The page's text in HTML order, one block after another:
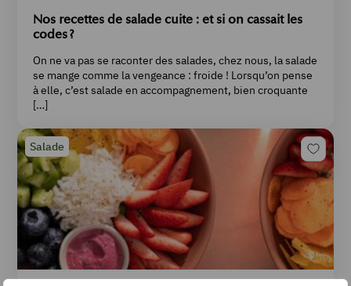
Nos recettes de salade cuite : et si on cassait les
codes ?
On ne va pas se raconter des salades, chez nous, la salade
se mange comme la vengeance : froide ! Lorsqu’on pense
à elle, c’est salade en accompagnement, bien croquante
[…]
Salade